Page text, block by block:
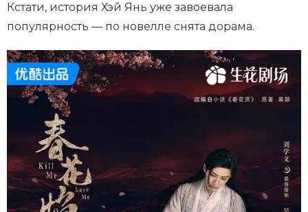
Кстати, история Хэй Янь уже завоевала
популярность — по новелле снята дорама.